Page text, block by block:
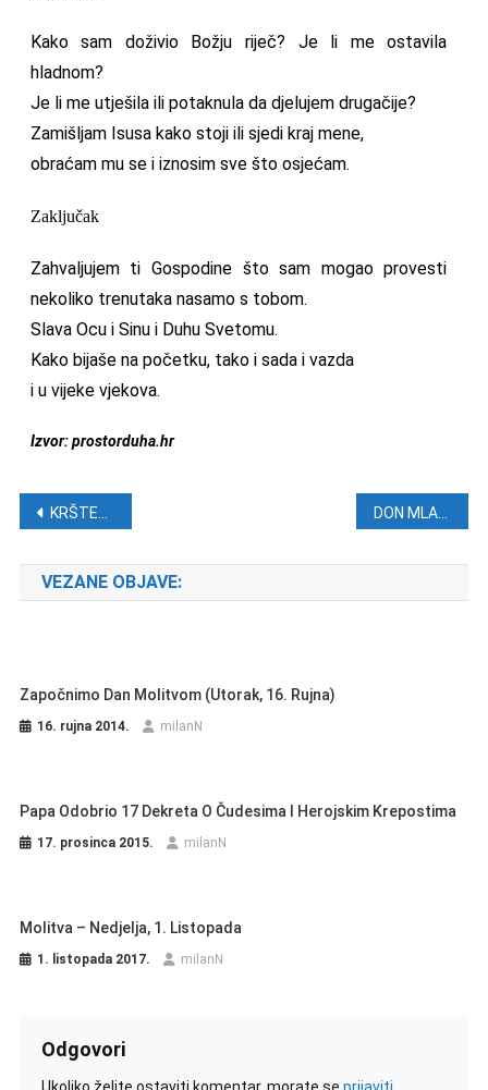
Kako sam doživio Božju riječ? Je li me ostavila
hladnom?
Je li me utješila ili potaknula da djelujem drugačije?
Zamišljam Isusa kako stoji ili sjedi kraj mene,
obraćam mu se i iznosim sve što osjećam.
Zaključak
Zahvaljujem ti Gospodine što sam mogao provesti
nekoliko trenutaka nasamo s tobom.
Slava Ocu i Sinu i Duhu Svetomu.
Kako bijaše na početku, tako i sada i vazda
i u vijeke vjekova.
Izvor: prostorduha.hr
Navigacija objava
KRŠTENJE ISUSOVO
VEZANE OBJAVE:
Započnimo Dan Molitvom (utorak, 16. Rujna)
16. rujna 2014. milanN
Papa Odobrio 17 Dekreta O Čudesima I Herojskim Krepostima
17. prosinca 2015. milanN
Molitva – Nedjelja, 1. Listopada
1. listopada 2017. milanN
Odgovori
Ukoliko želite ostaviti komentar, morate se prijaviti